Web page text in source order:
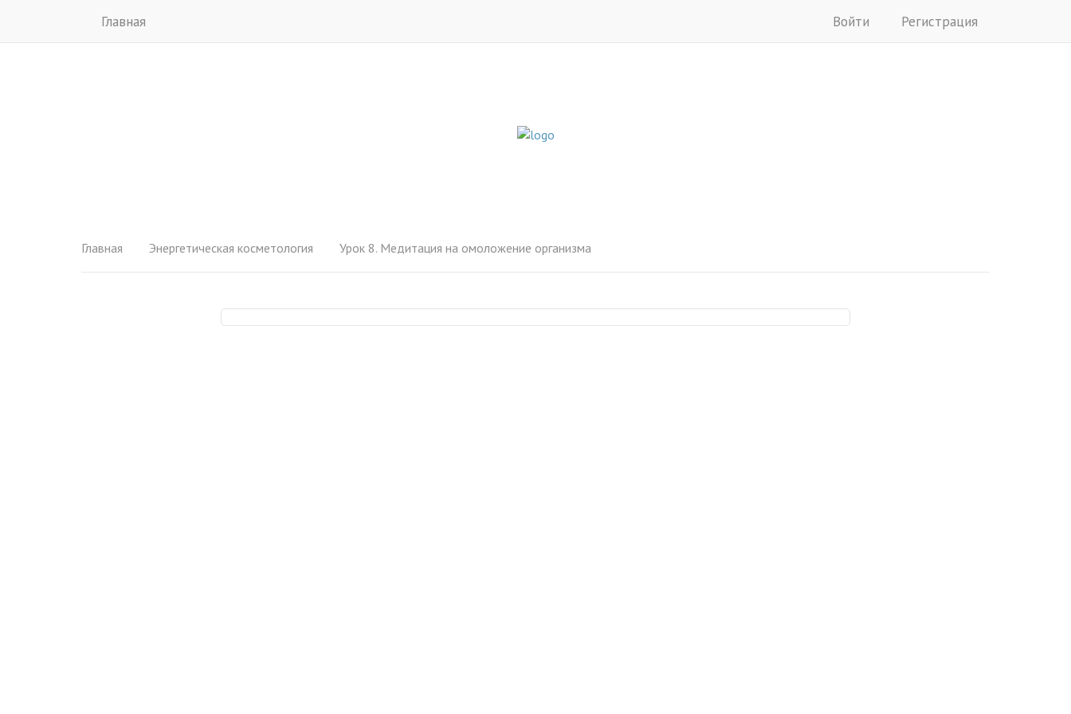
Главная Войти Регистрация
Главная Энергетическая косметология Урок 8. Медитация на омоложение организма